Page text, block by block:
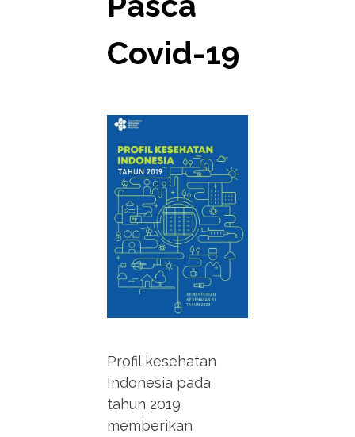
Covid-19
Profil kesehatan
Indonesia pada
tahun 2019
memberikan